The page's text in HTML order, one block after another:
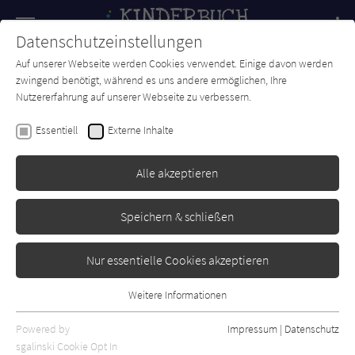
SUCHE Forum Charts Newsletter
Christine Paxmann
Standard
Alle Altersgruppen anzeigen
Datenschutzeinstellungen
Auf unserer Webseite werden Cookies verwendet. Einige davon werden
zwingend benötigt, während es uns andere ermöglichen, Ihre
Nutzererfahrung auf unserer Webseite zu verbessern.
Essentiell Externe Inhalte
Alle akzeptieren
Speichern & schließen
Nur essentielle Cookies akzeptieren
Essentielle Cookies werden für grundlegende Funktionen der
Webseite benötigt. Dadurch ist gewährleistet, dass die Webseite
Weitere Informationen
Powered by
sgalinski Cookie Opt In
Impressum | Datenschutz